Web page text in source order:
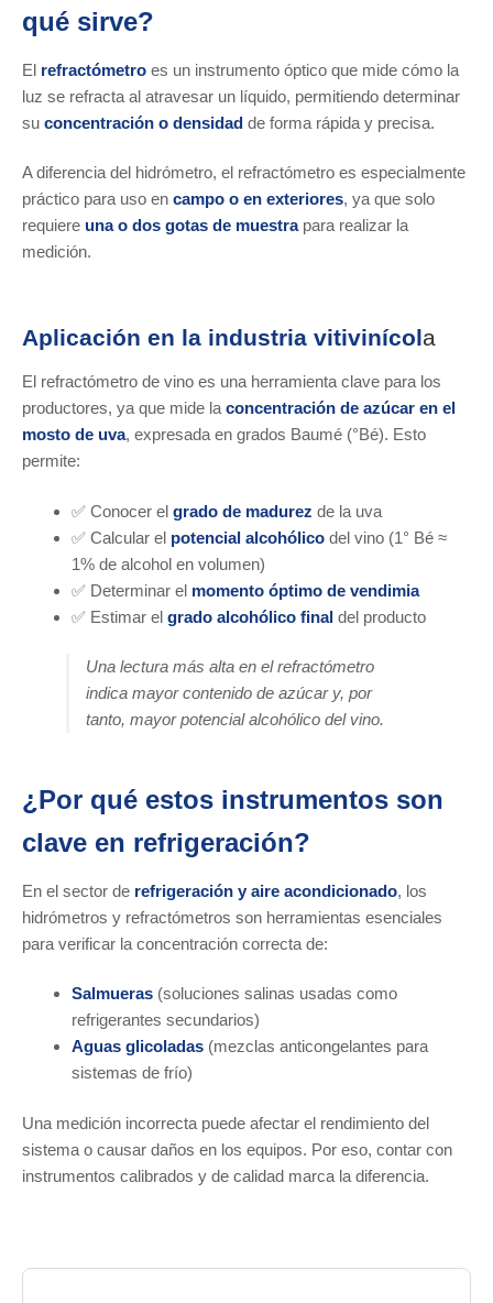
qué sirve?
El refractómetro es un instrumento óptico que mide cómo la
luz se refracta al atravesar un líquido, permitiendo determinar
su concentración o densidad de forma rápida y precisa.
A diferencia del hidrómetro, el refractómetro es especialmente
práctico para uso en campo o en exteriores, ya que solo
requiere una o dos gotas de muestrapara realizar la
medición.
Aplicación en la industria vitivinícola
El refractómetro de vino es una herramienta clave para los
productores, ya que mide laconcentración de azúcar en el
mosto de uva, expresada en grados Baumé (°Bé). Esto
permite:
✅ Conocer el grado de madurez de la uva
✅ Calcular el potencial alcohólico del vino (1° Bé ≈
1% de alcohol en volumen)
✅ Determinar el momento óptimo de vendimia
✅ Estimar el grado alcohólico final del producto
Una lectura más alta en el refractómetro
indica mayor contenido de azúcar y, por
tanto, mayor potencial alcohólico del vino.
¿Por qué estos instrumentos son
clave en refrigeración?
En el sector de refrigeración y aire acondicionado, los
hidrómetros y refractómetros son herramientas esenciales
para verificar la concentración correcta de:
Salmueras (soluciones salinas usadas como
refrigerantes secundarios)
Aguas glicoladas (mezclas anticongelantes para
sistemas de frío)
Una medición incorrecta puede afectar el rendimiento del
sistema o causar daños en los equipos. Por eso, contar con
instrumentos calibrados y de calidad marca la diferencia.